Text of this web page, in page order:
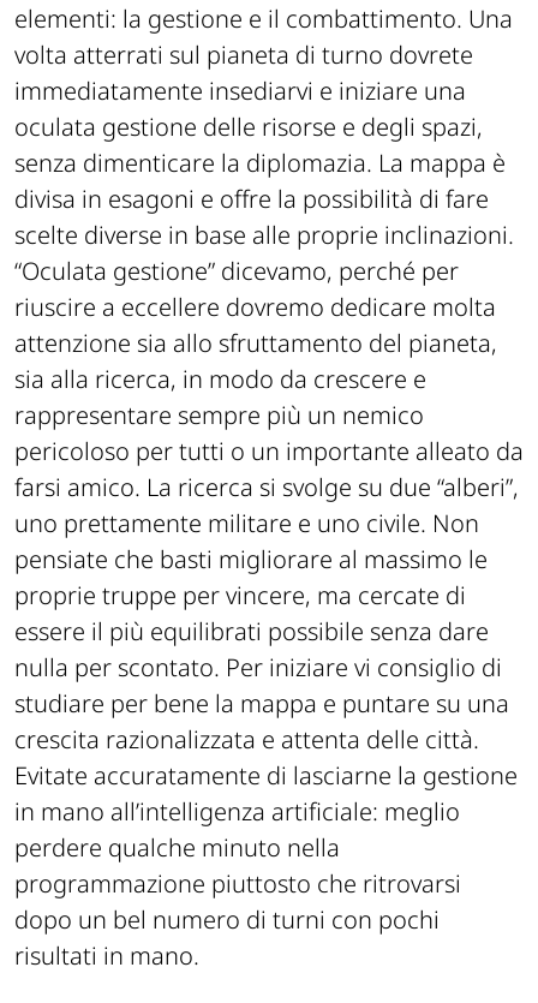
elementi: la gestione e il combattimento. Una
volta atterrati sul pianeta di turno dovrete
immediatamente insediarvi e iniziare una
oculata gestione delle risorse e degli spazi,
senza dimenticare la diplomazia. La mappa è
divisa in esagoni e offre la possibilità di fare
scelte diverse in base alle proprie inclinazioni.
“Oculata gestione” dicevamo, perché per
riuscire a eccellere dovremo dedicare molta
attenzione sia allo sfruttamento del pianeta,
sia alla ricerca, in modo da crescere e
rappresentare sempre più un nemico
pericoloso per tutti o un importante alleato da
farsi amico. La ricerca si svolge su due “alberi”,
uno prettamente militare e uno civile. Non
pensiate che basti migliorare al massimo le
proprie truppe per vincere, ma cercate di
essere il più equilibrati possibile senza dare
nulla per scontato. Per iniziare vi consiglio di
studiare per bene la mappa e puntare su una
crescita razionalizzata e attenta delle città.
Evitate accuratamente di lasciarne la gestione
in mano all’intelligenza artificiale: meglio
perdere qualche minuto nella
programmazione piuttosto che ritrovarsi
dopo un bel numero di turni con pochi
risultati in mano.